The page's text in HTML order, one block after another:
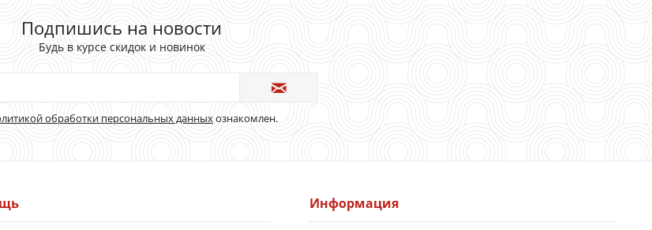
Подпишись на новости
Будь в курсе скидок и новинок
обработки персональных данныхознакомлен.
Информация